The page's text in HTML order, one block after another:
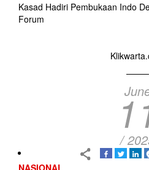
Kasad Hadiri Pembukaan Indo
Forum
/